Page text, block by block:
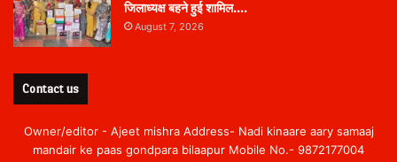
जिलाध्यक्ष बहने हुई शामिल….
August 7, 2026
Contact us
Owner/editor - Ajeet mishra Address- Nadi kinaare aary samaaj
mandair ke paas gondpara bilaapur Mobile No.- 9872177004